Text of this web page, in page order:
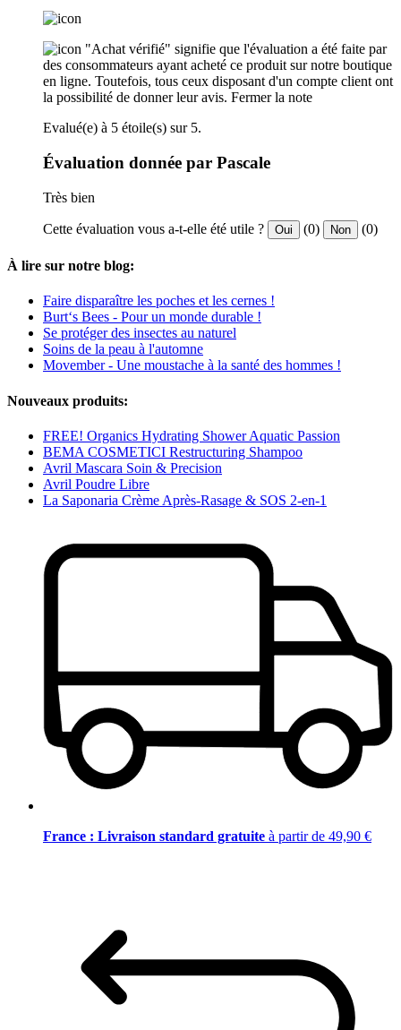
"Achat vérifié" signifie que l'évaluation a été faite par
des consommateurs ayant acheté ce produit sur notre boutique
en ligne. Toutefois, tous ceux disposant d'un compte client ont
la possibilité de donner leur avis. Fermer la note
Evalué(e) à 5 étoile(s) sur 5.
Évaluation donnée par Pascale
Très bien
Cette évaluation vous a-t-elle été utile ? Oui (0) Non (0)
À lire sur notre blog:
Faire disparaître les poches et les cernes !
Burt‘s Bees - Pour un monde durable !
Se protéger des insectes au naturel
Soins de la peau à l'automne
Movember - Une moustache à la santé des hommes !
Nouveaux produits:
FREE! Organics Hydrating Shower Aquatic Passion
BEMA COSMETICI Restructuring Shampoo
Avril Mascara Soin & Precision
Avril Poudre Libre
La Saponaria Crème Après-Rasage & SOS 2-en-1
France : Livraison standard gratuite à partir de 49,90 €